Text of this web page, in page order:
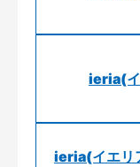
ieria(イ
ieria(イエリ